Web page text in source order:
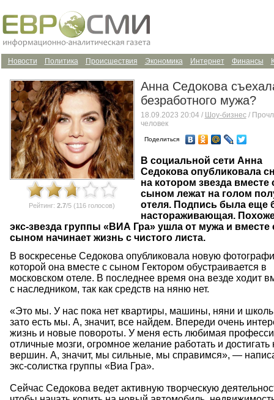
Финансы
Интернет
Экономика
Происшествия
Политика
Новости
Рейтинг: 2.7/5 (116 голосов)
Анна Седокова
безработного мужа?
18.09.2023 20:04 / Шоу-бизнес/
человек
Поделиться
В социальной сети Анна
Седокова опубликовала
на котором звезда вместе
сыном лежат на голом
отеля. Подпись была еще
настораживающая.
экс-звезда группы «ВИА Гра» ушла от мужа и вместе
сыном начинает жизнь с чистого листа.
В воскресенье Седокова опубликовала новую
которой она вместе с сыном Гектором обустраивается в
московском отеле. В последнее время она везде ходит
с наследником, так как средств на няню нет.
«Это мы. У нас пока нет квартиры, машины, няни и
зато есть мы. А, значит, все найдем. Впереди очень
жизнь и новые повороты. У меня есть любимая
отличные мозги, огромное желание работать и достигать
вершин. А, значит, мы сильные, мы справимся», —
экс-солистка группы «Виа Гра».
Сейчас Седокова ведет активную творческую